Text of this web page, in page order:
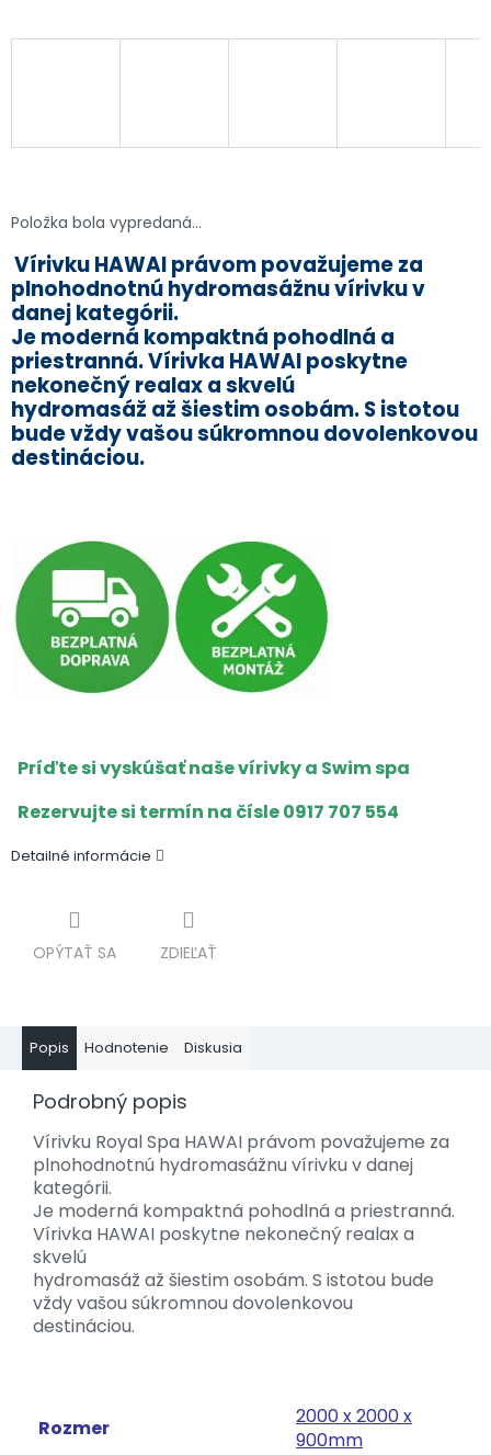
Jednotková
cena:
Položka bola vypredaná…
Vírivku HAWAI právom považujeme za
plnohodnotnú hydromasážnu vírivku v
danej kategórii.
Je moderná kompaktná pohodlná a
priestranná. Vírivka HAWAI poskytne
nekonečný realax a skvelú
hydromasáž až šiestim osobám. S istotou
bude vždy vašou súkromnou dovolenkovou
destináciou.
Príďte si vyskúšať naše vírivky a Swim spa
Rezervujte si termín na čísle 0917 707 554
Detailné informácie
OPÝTAŤ SA ZDIEĽAŤ
Popis Hodnotenie Diskusia
Podrobný popis
Vírivku Royal Spa HAWAI právom považujeme za
plnohodnotnú hydromasážnu vírivku v danej
kategórii.
Je moderná kompaktná pohodlná a priestranná.
Vírivka HAWAI poskytne nekonečný realax a
skvelú
hydromasáž až šiestim osobám. S istotou bude
vždy vašou súkromnou dovolenkovou
destináciou.
Rozmer
2000 x 2000 x
900mm